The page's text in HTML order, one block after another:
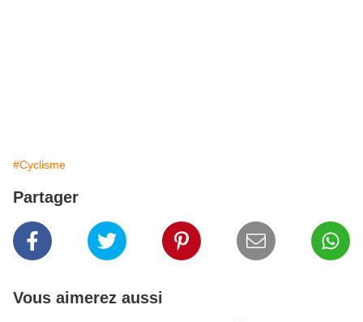
#Cyclisme
Partager
Vous aimerez aussi